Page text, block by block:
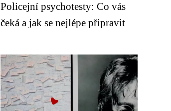
Policejní psychotesty: Co vás
čeká a jak se nejlépe připravit